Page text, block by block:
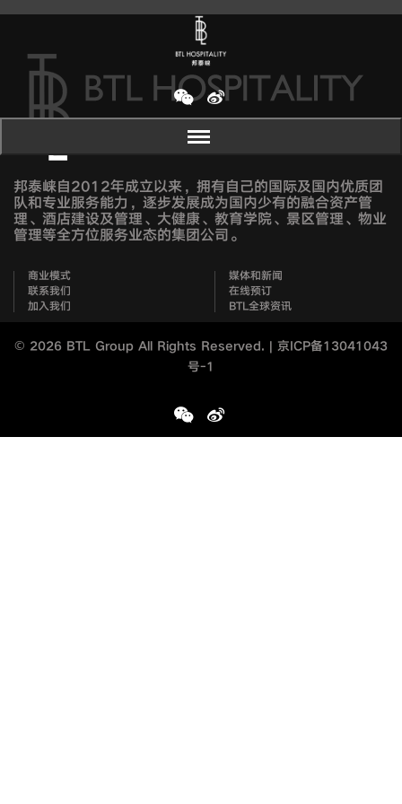
邦泰崃自2012年成立以来，拥有自己的国际及国内优质团
队和专业服务能力，逐步发展成为国内少有的融合资产管
理、酒店建设及管理、大健康、教育学院、景区管理、物业
管理等全方位服务业态的集团公司。
商业模式
联系我们
加入我们
媒体和新闻
在线预订
BTL全球资讯
© 2026 BTL Group All Rights Reserved. | 京ICP备13041043
号-1